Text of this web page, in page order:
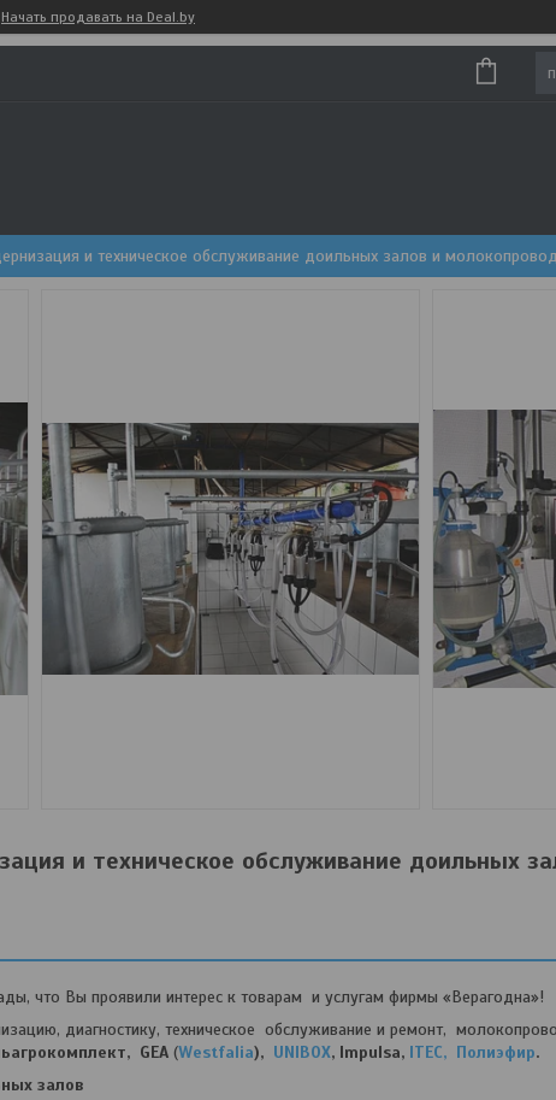
Начать продавать на Deal.by
и техническое обслуживание доильных залов и
и техническое обслуживание доильных
что Вы проявили интерес к товарам и услугам фирмы «Верагодна»!
диагностику, техническое обслуживание и ремонт,
GEA (Westfalia), UNIBOX, Impulsa, ITEC, Полиэфир.
залов